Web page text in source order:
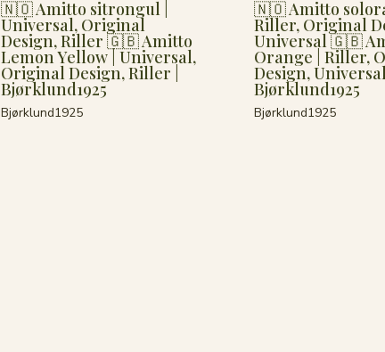
🇳🇴 Amitto sitrongul |
Universal, Original
Design, Riller 🇬🇧 Amitto
Lemon Yellow | Universal,
Original Design, Riller |
Bjørklund1925
Bjørklund1925
🇳🇴 Amitto
Riller, Original
Universal 🇬🇧
Orange | Riller,
Design, Universal
Bjørklund1925
Bjørklund1925